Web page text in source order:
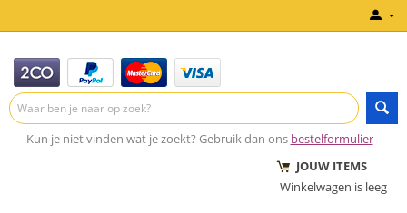
Kun je niet vinden wat je zoekt? Gebruik dan ons bestelformulier
JOUW ITEMS
Winkelwagen is leeg